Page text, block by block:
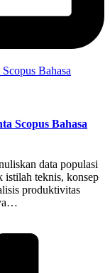
Scopus Bahasa
data populasi
istilah teknis, konsep
produktivitas